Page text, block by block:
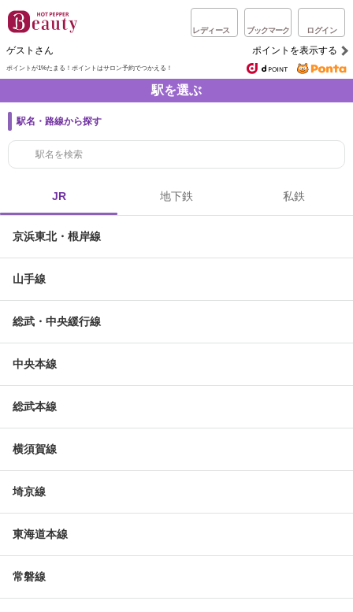
レディース ブックマーク ログイン
ゲストさん ポイントを表示する
ポイントが1%たまる！ ポイントはサロン予約でつかえる！
駅を選ぶ
駅名・路線から探す
JR 地下鉄 私鉄
京浜東北・根岸線
山手線
総武・中央緩行線
中央本線
総武本線
横須賀線
埼京線
東海道本線
常磐線